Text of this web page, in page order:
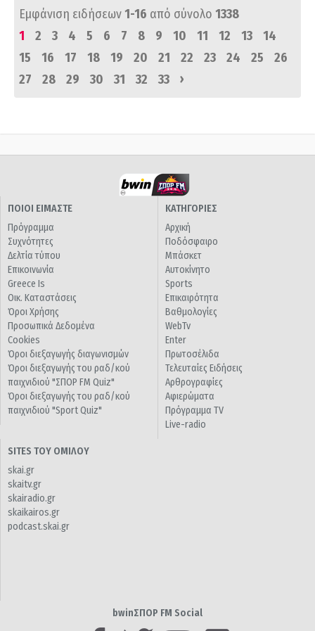
Εμφάνιση ειδήσεων1-16 από σύνολο 1338
1
2 3 4 5 6 7 8 9 10 11 12 13
14
15
16 17 18 19 20 21 22 23 24 25
26
27
28 29 30 31 32 33 ›
ΠΟΙΟΙ ΕΙΜΑΣΤΕ
Πρόγραμμα
Συχνότητες
Δελτία τύπου
Επικοινωνία
Greece Is
Οικ. Καταστάσεις
Όροι Χρήσης
Προσωπικά Δεδομένα
Cookies
Όροι διεξαγωγής διαγωνισμών
Όροι διεξαγωγής του ραδ/κού
παιχνιδιού "ΣΠΟΡ FM Quiz"
Όροι διεξαγωγής του ραδ/κού
παιχνιδιού "Sport Quiz"
ΚΑΤΗΓΟΡΙΕΣ
Αρχική
Ποδόσφαιρο
Μπάσκετ
Αυτοκίνητο
Sports
Επικαιρότητα
Βαθμολογίες
WebTv
Enter
Πρωτοσέλιδα
Τελευταίες Ειδήσεις
Αρθρογραφίες
Αφιερώματα
Πρόγραμμα TV
Live-radio
SITES ΤΟΥ ΟΜΙΛΟΥ
skai.gr
skaitv.gr
skairadio.gr
skaikairos.gr
podcast.skai.gr
bwinΣΠΟΡ FM Social